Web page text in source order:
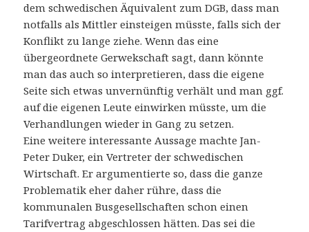
dem schwedischen Äquivalent zum DGB, dass man
notfalls als Mittler einsteigen müsste, falls sich der
Konflikt zu lange ziehe. Wenn das eine
übergeordnete Gerwekschaft sagt, dann könnte
man das auch so interpretieren, dass die eigene
Seite sich etwas unvernünftig verhält und man ggf.
auf die eigenen Leute einwirken müsste, um die
Verhandlungen wieder in Gang zu setzen.
Eine weitere interessante Aussage machte Jan-
Peter Duker, ein Vertreter der schwedischen
Wirtschaft. Er argumentierte so, dass die ganze
Problematik eher daher rühre, dass die
kommunalen Busgesellschaften schon einen
Tarifvertrag abgeschlossen hätten. Das sei die